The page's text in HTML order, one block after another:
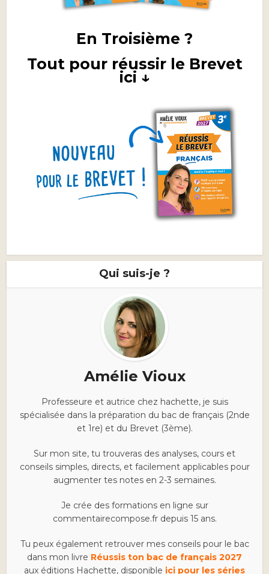
En Troisième ?
Tout pour réussir le Brevet
ici ↓
Qui suis-je ?
Amélie Vioux
Professeure et autrice chez hachette, je suis
spécialisée dans la préparation du bac de français (2nde
et 1re) et du Brevet (3ème).
Sur mon site, tu trouveras des analyses, cours et
conseils simples, directs, et facilement applicables pour
augmenter tes notes en 2-3 semaines.
Je crée des formations en ligne sur
commentairecompose.fr depuis 15 ans.
Tu peux également retrouver mes conseils pour le bac
dans mon livre Réussis ton bac de français 2027
aux éditions Hachette, disponible ici pour les séries